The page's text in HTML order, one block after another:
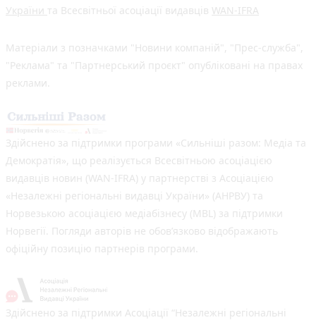
України та Всесвітньої асоціації видавців WAN-IFRA
Матеріали з позначками "Новини компаній", "Прес-служба",
"Реклама" та "Партнерський проєкт" опубліковані на правах
реклами.
Здійснено за підтримки програми «Сильніші разом: Медіа та
Демократія», що реалізується Всесвітньою асоціацією
видавців новин (WAN-IFRA) у партнерстві з Асоціацією
«Незалежні регіональні видавці України» (АНРВУ) та
Норвезькою асоціацією медіабізнесу (MBL) за підтримки
Норвегії. Погляди авторів не обов’язково відображають
офіційну позицію партнерів програми.
Здійснено за підтримки Асоціації “Незалежні регіональні